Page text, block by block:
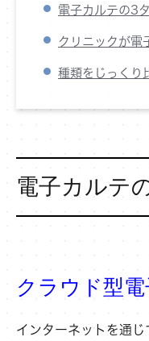
電子カルテの3
クリニックが電
種類をじっくり
電子カルテ
クラウド型
インターネットを通じ